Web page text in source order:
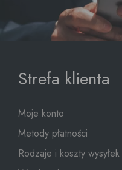
Strefa klienta
Moje konto
Metody płatności
Rodzaje i koszty wysyłek